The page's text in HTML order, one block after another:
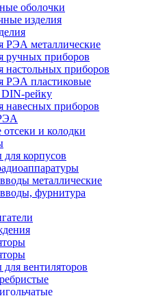
оболочки
изделия
РЭА металлические
ручных приборов
настольных приборов
РЭА пластиковые
рейку
навесных приборов
отсеки и колодки
для корпусов
металлические
фурнитура
для вентиляторов